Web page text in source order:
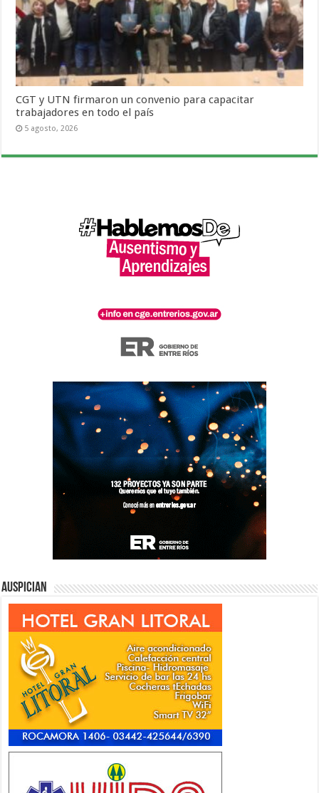
CGT y UTN firmaron un convenio para capacitar
trabajadores en todo el país
5 agosto, 2026
Auspician